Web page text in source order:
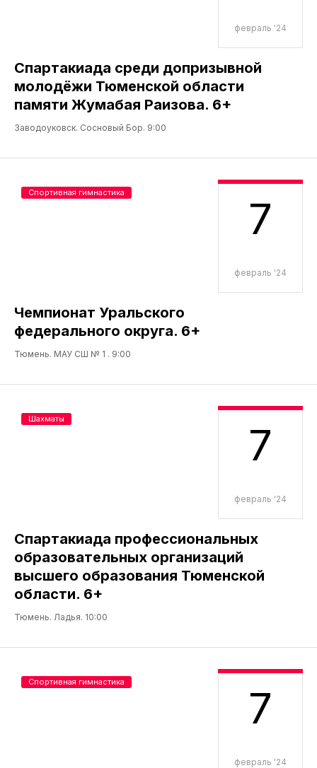
февраль '24
Спартакиада среди допризывной
молодёжи Тюменской области
памяти Жумабая Раизова. 6+
Заводоуковск. Сосновый Бор. 9:00
7
февраль '24
Чемпионат Уральского
федерального округа. 6+
Тюмень. МАУ СШ № 1 . 9:00
Спортивная гимнастика
7
февраль '24
Спартакиада профессиональных
образовательных организаций
высшего образования Тюменской
области. 6+
Тюмень. Ладья. 10:00
Шахматы
7
февраль '24
Спортивная гимнастика